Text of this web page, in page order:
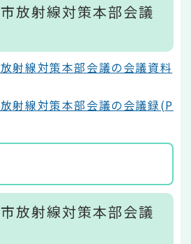
放射線対策本部会議
射線対策本部会議の会議資料
射線対策本部会議の会議録(P
放射線対策本部会議